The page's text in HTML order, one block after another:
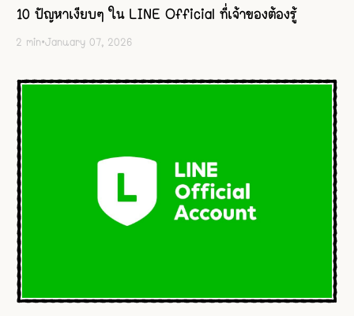
10 ปัญหาเงียบๆ ใน LINE Official ที่เจ้าของต้องรู้
2 min•January 07, 2026